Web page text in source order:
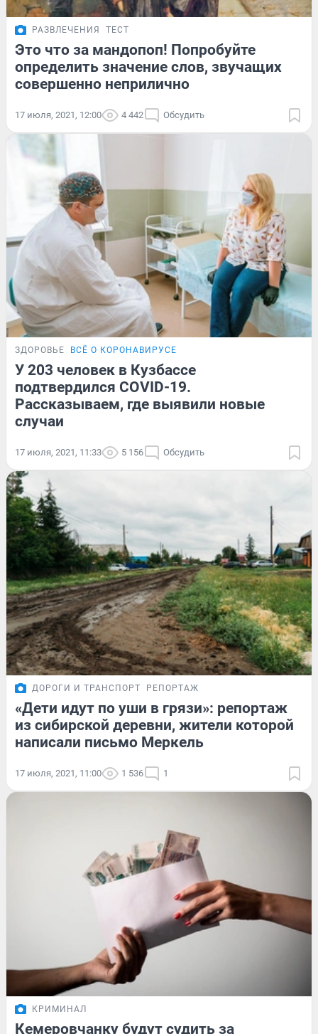
РАЗВЛЕЧЕНИЯ ТЕСТ
Это что за мандопоп! Попробуйте
определить значение слов, звучащих
совершенно неприлично
17 июля, 2021, 12:00 4 442 Обсудить
ЗДОРОВЬЕ ВСЁ О КОРОНАВИРУСЕ
У 203 человек в Кузбассе
подтвердился COVID-19.
Рассказываем, где выявили новые
случаи
17 июля, 2021, 11:33 5 156 Обсудить
ДОРОГИ И ТРАНСПОРТ РЕПОРТАЖ
«Дети идут по уши в грязи»: репортаж
из сибирской деревни, жители которой
написали письмо Меркель
17 июля, 2021, 11:00 1 536 1
КРИМИНАЛ
Кемеровчанку будут судить за